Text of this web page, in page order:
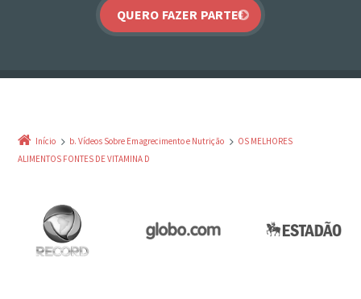
Início b. Vídeos Sobre Emagrecimento e Nutrição
OS MELHORES
ALIMENTOS FONTES DE VITAMINA D